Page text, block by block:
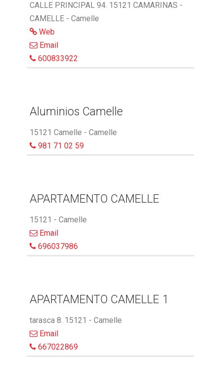
CALLE PRINCIPAL 94. 15121 CAMARINAS -
CAMELLE - Camelle
Web
Email
600833922
Aluminios Camelle
15121 Camelle - Camelle
981 71 02 59
APARTAMENTO CAMELLE
15121 - Camelle
Email
696037986
APARTAMENTO CAMELLE 1
tarasca 8. 15121 - Camelle
Email
667022869